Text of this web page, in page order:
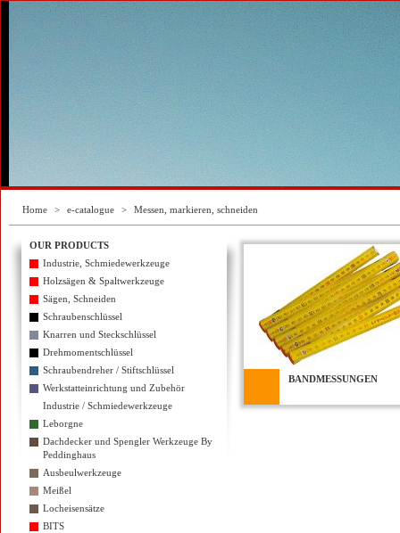
Home > e-catalogue > Messen, markieren, schneiden
OUR PRODUCTS
Industrie, Schmiedewerkzeuge
Holzsägen & Spaltwerkzeuge
Sägen, Schneiden
Schraubenschlüssel
Knarren und Steckschlüssel
Drehmomentschlüssel
Schraubendreher / Stiftschlüssel
Werkstatteinrichtung und Zubehör
Industrie / Schmiedewerkzeuge
Leborgne
Dachdecker und Spengler Werkzeuge By
Peddinghaus
Ausbeulwerkzeuge
Meißel
Locheisensätze
BITS
BANDMESSUNGEN